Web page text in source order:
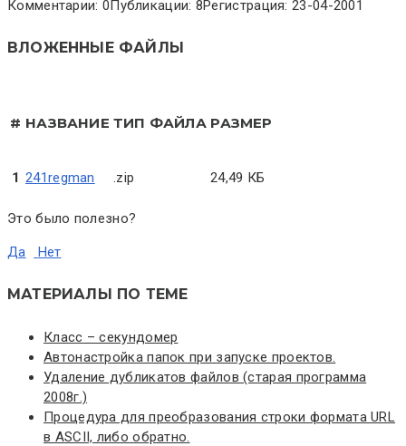
Комментарии: 0Публикации: 8Регистрация: 23-04-2001
ВЛОЖЕННЫЕ ФАЙЛЫ
# НАЗВАНИЕ ТИП ФАЙЛА РАЗМЕР
1 241regman .zip 24,49 КБ
Это было полезно?
Да Нет
МАТЕРИАЛЫ ПО ТЕМЕ
Класс – секундомер
Автонастройка папок при запуске проектов.
Удаление дубликатов файлов (старая программа
2008г.)
Процедура для преобразования строки формата URL
в ASCII, либо обратно.